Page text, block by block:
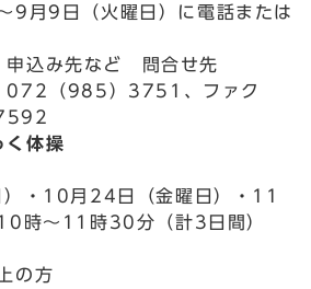
9月9日（火曜日）に電話または
込み先など 問合せ先
072（985）3751、ファク
く体操
・10月24日（金曜日）・11
時～11時30分（計3日間）
の方